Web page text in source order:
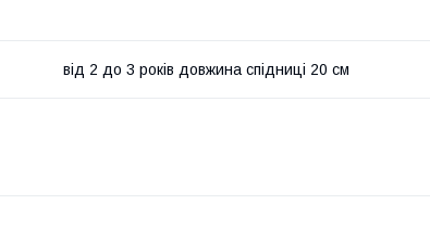
від 2 до 3 років довжина спідниці 20 см